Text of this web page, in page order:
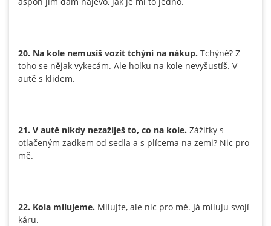
20. Na kole nemusíš vozit tchýni na nákup. Tchýně? Z
toho se nějak vykecám. Ale holku na kole nevyšustíš. V
autě s klidem.
21. V autě nikdy nezažiješ to, co na kole. Zážitky s
otlačeným zadkem od sedla a s plícema na zemi? Nic pro
mě.
22. Kola milujeme. Milujte, ale nic pro mě. Já miluju svojí
káru.